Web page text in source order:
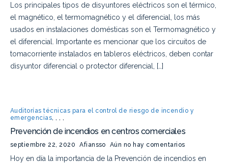
Los principales tipos de disyuntores eléctricos son el térmico,
el magnético, el termomagnético y el diferencial, los más
usados en instalaciones domésticas son el Termomagnético y
el diferencial. Importante es mencionar que los circuitos de
tomacorriente instalados en tableros eléctricos, deben contar
disyuntor diferencial o protector diferencial, […]
Auditorías técnicas para el control de riesgo de incendio y
emergencias
Prevención de incendios en centros comerciales
septiembre 22, 2020 Afiansso Aún no hay comentarios
Hoy en día la importancia de la Prevención de incendios en